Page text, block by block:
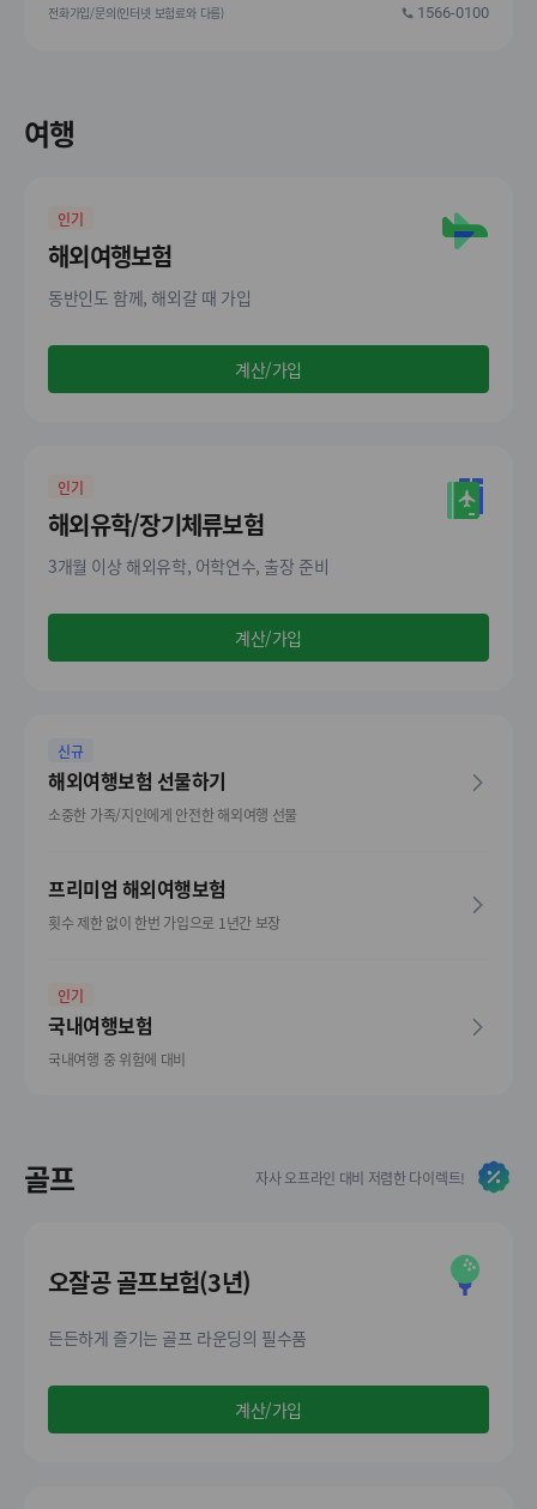
전화가입/문의(인터넷 보험료와 다름) 1566-0100
여행
인기
해외여행보험
동반인도 함께, 해외갈 때 가입
계산/가입
인기
해외유학/장기체류보험
3개월 이상 해외유학, 어학연수, 출장 준비
계산/가입
신규
해외여행보험 선물하기
소중한 가족/지인에게 안전한 해외여행 선물
프리미엄 해외여행보험
횟수 제한 없이 한번 가입으로 1년간 보장
인기
국내여행보험
국내여행 중 위험에 대비
골프 자사 오프라인 대비 저렴한 다이렉트!
오잘공 골프보험(3년)
든든하게 즐기는 골프 라운딩의 필수품
계산/가입